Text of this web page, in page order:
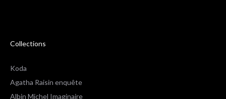
Collections
Koda
Agatha Raisin enquête
Albin Michel Imaginaire